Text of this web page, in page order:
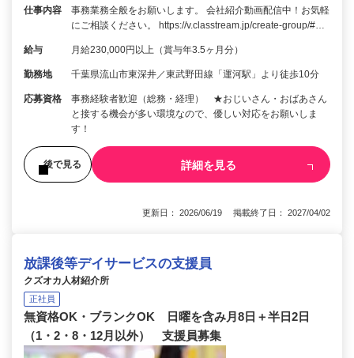
仕事内容
事務業務全般をお願いします。 会社紹介動画配信中！お気軽
にご相談ください。 https://v.classtream.jp/create-group/#…
給与 月給230,000円以上（賞与年3.5ヶ月分）
勤務地 千葉県流山市東深井／東武野田線「運河駅」より徒歩10分
応募資格
事務経験者歓迎（総務・経理） ★おじいさん・おばあさん
と接する機会が多い環境なので、優しい対応をお願いしま
す！
後で見る 詳細を見る
更新日： 2026/06/19 掲載終了日： 2027/04/02
放課後等デイサービスの支援員
クズオカ人材紹介所
正社員
無資格OK・ブランクOK 日曜を含み月8日＋半日2日
（1・2・8・12月以外） 支援員募集